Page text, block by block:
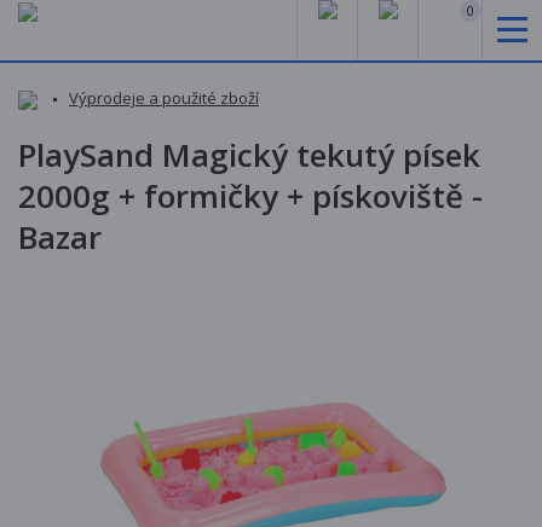
0
Výprodeje a použité zboží
PlaySand Magický tekutý písek
2000g + formičky + pískoviště -
Bazar